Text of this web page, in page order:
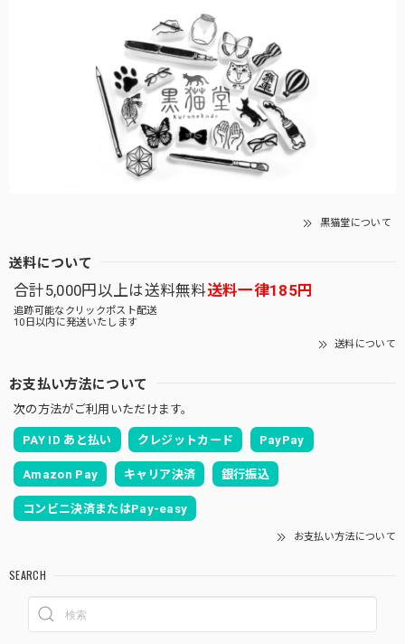
黒猫堂について
送料について
合計5,000円以上は送料無料送料一律185円
追跡可能なクリックポスト配送
10日以内に発送いたします
送料について
お支払い方法について
次の方法がご利用いただけます。
PAY ID あと払い クレジットカード PayPay
Amazon Pay キャリア決済 銀行振込
コンビニ決済またはPay-easy
お支払い方法について
SEARCH